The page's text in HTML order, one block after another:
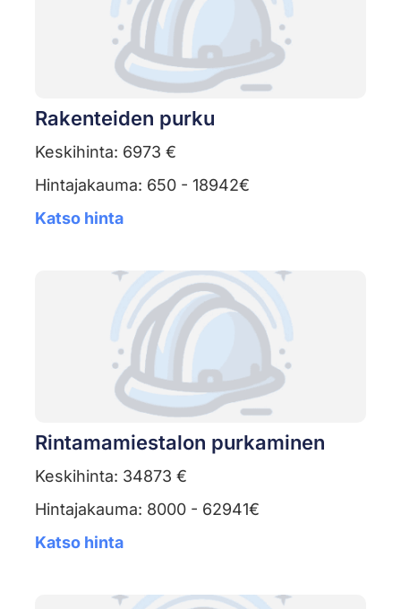
Rakenteiden purku
Keskihinta: 6973 €
Hintajakauma: 650 - 18942€
Katso hinta
Rintamamiestalon purkaminen
Keskihinta: 34873 €
Hintajakauma: 8000 - 62941€
Katso hinta